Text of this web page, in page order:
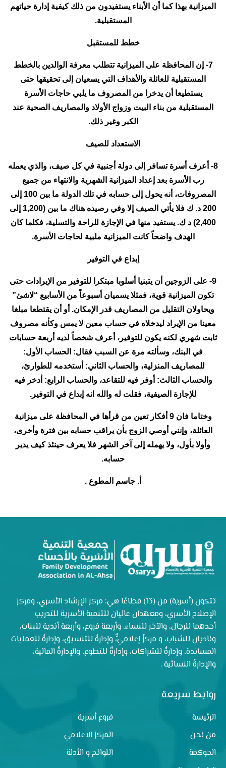
الميزانية بهذا كما أن الأبناء يستفيدون من ذلك كيفية إدارة حياتهم
المستقبلية.
خطط للمستقبل
7- إن المحافظة على الميزانية تتطلب معرفة الوالدين بالخطط
المستقبلية للعائلة والأهداف التي يسعيان إلى تحقيقها حتى
يستطيعا أن يدخرا من المصروف ما يلبي حاجات الأسرة
المستقبلية من بناء البيت وزواج الأولاد والمصاريف الصحية عند
الكبر وغير ذلك.
الاستعداد للصيف
8- أعرف أسرة تسافر إلى دولة أجنبية في كل صيف، والذي يعمله
رب الأسرة بعد إعداد الميزانية الشهرية والانتهاء من جميع
المصروفات، أنه يحول إلى حسابه في تلك الدولة ما بين 100 إلى
200 د. ك فلا يأتي الصيف إلا وفي رصيده هناك ما بين (1,200 إلى
2,400) د ك. يستفيد منها في الإجازة للراحة والتسلية، فكلما كان
الهدف واضحاً كانت الميزانية ملبية لحاجات الأسرة.
إبداع في التوفير
9- على الزوجين أن يتبنيا أسلوبا مبتكرا للتوفير من الإيرادات حتى
تكون الميزانية قوية، فمثلا يسميان أسبوعاً من الأسابيع “لاشئ”
ويحاولان التقليل من المصاريف قدر الإمكان. أو أن يقتطعا مبلغا
معينا من الإيراد ليدخلاه في حساب معين لا يمس وكأنه مصروف
ثابت شهري لكنه يكون للتوفير، أعرف شخصاً لديه أربعة حسابات
في البنك، وسألته مرة عن السبب فقال: الحساب الأول:
للمصاريف المنزلية، والحساب الثاني: أستخدمه للطوارئ،
والحساب الثالث: أوفر فيه للتقاعد، والحساب الرابع: أدخر فيه
للإجازة الصيفية، فقلت له والله انه إبداع في التوفير.
وختاما فان 9 أفكار تعين من قرأها في المحافظة على ميزانية
العائلة، وإنني أوصي الزوج بأن يراقب حسابه بين فترة وأخرى،
وأولا بأول، ولا يهمله إلى آخر الشهر فلا يعرف حينئذ كيف يدير
حسابه.
أ. جاسم المطوع .
تتكون (أسرية) من (13) قطاعًا هي: مركز الإرشاد الأسري، ومركز
الإصلاح الأسري، ومعهدان عاليان للتنمية الأسرية للتدريب
أحدهما للرجال، والآخر للنساء، وأربعة فروع، وأربعة أندية للبنات،
وناديان للشباب، و مركزٌ إعلاميٌّ، وإدارةٌ للتنسيق، وإدارةٌ للعمليات
المساندة، وإدارةٌ للشراكات، وإدارةٌ للتطوع، والإدارةُ المالية،
والإدارةُ النسائية .
روابط سريعة
الرئيسة
فروع أسرية
من نحن
المركز الاعلامي
الحوكمة
اللوائح و الأدلة